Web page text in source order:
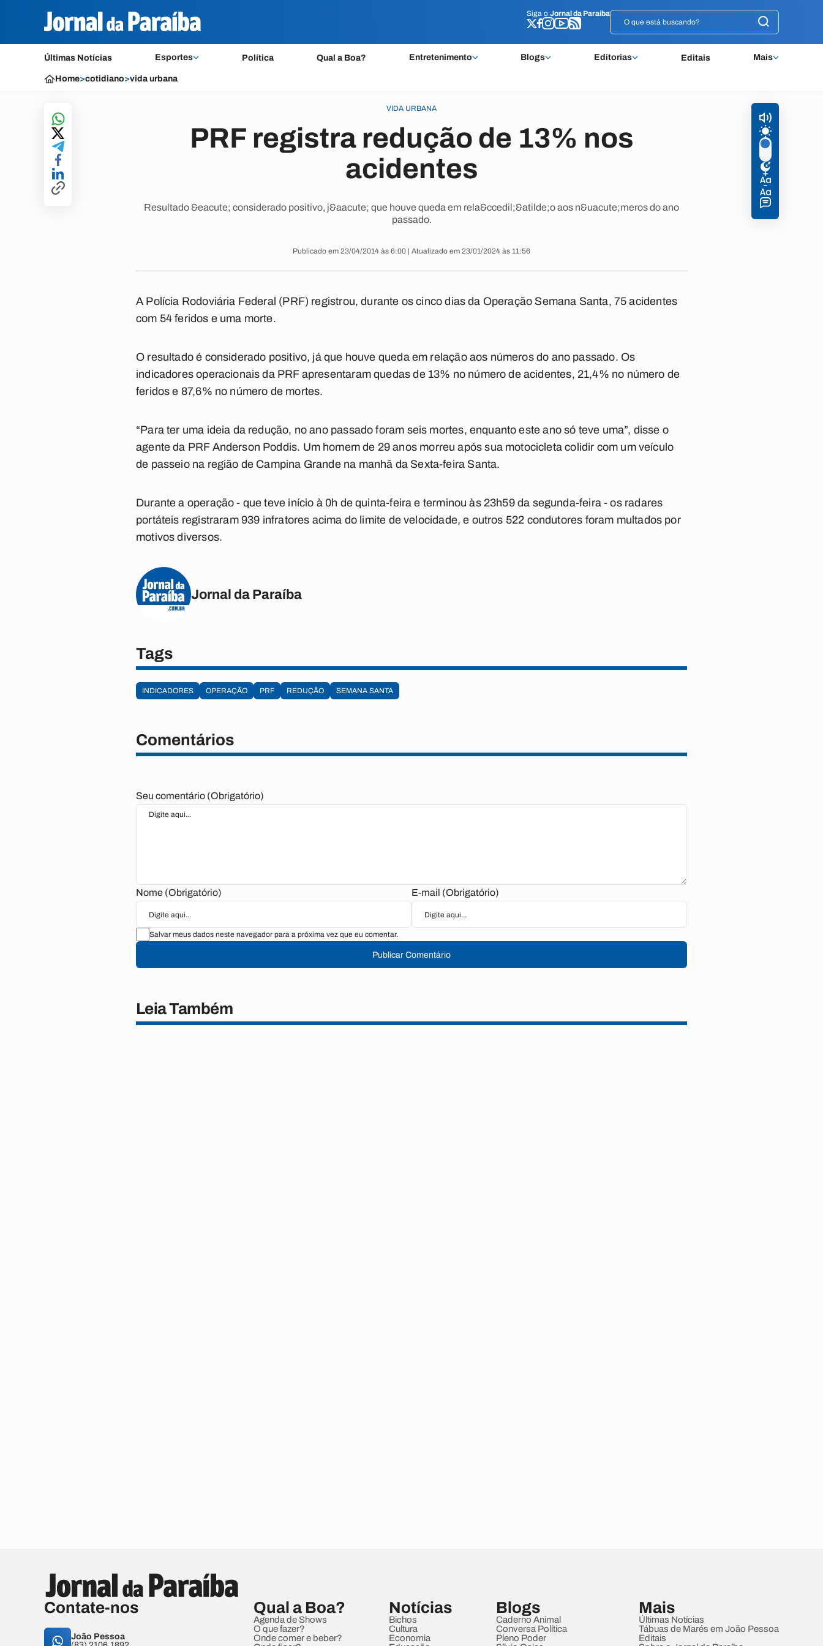
Siga o Jornal da Paraíba
Últimas Notícias Esportes Política Qual a Boa? Entretenimento Blogs Editorias Editais Mais
Siga o Jornal da Paraíba
Home>cotidiano>vida urbana
VIDA URBANA
PRF registra redução de 13% nos
acidentes
Resultado &eacute; considerado positivo, j&aacute; que houve queda em rela&ccedil;&atilde;o aos n&uacute;meros do ano
passado.
Publicado em 23/04/2014 às 6:00 | Atualizado em 23/01/2024 às 11:56
A Polícia Rodoviária Federal (PRF) registrou, durante os cinco dias da Operação Semana Santa, 75 acidentes
com 54 feridos e uma morte.
O resultado é considerado positivo, já que houve queda em relação aos números do ano passado. Os
indicadores operacionais da PRF apresentaram quedas de 13% no número de acidentes, 21,4% no número de
feridos e 87,6% no número de mortes.
“Para ter uma ideia da redução, no ano passado foram seis mortes, enquanto este ano só teve uma”, disse o
agente da PRF Anderson Poddis. Um homem de 29 anos morreu após sua motocicleta colidir com um veículo
de passeio na região de Campina Grande na manhã da Sexta-feira Santa.
Durante a operação - que teve início à 0h de quinta-feira e terminou às 23h59 da segunda-feira - os radares
portáteis registraram 939 infratores acima do limite de velocidade, e outros 522 condutores foram multados por
motivos diversos.
Jornal da Paraíba
Tags
INDICADORES OPERAÇÃO PRF REDUÇÃO SEMANA SANTA
Comentários
Seu comentário (Obrigatório)
Nome (Obrigatório) E-mail (Obrigatório)
Salvar meus dados neste navegador para a próxima vez que eu comentar.
Publicar Comentário
Leia Também
Contate-nos
João Pessoa
Qual a Boa?
Agenda de Shows
O que fazer?
Onde comer e beber?
Notícias
Bichos
Cultura
Economia
Blogs
Caderno Animal
Conversa Política
Pleno Poder
Mais
Últimas Notícias
Tábuas de Marés em João Pessoa
Editais